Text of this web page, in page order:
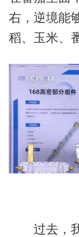
右，逆境能
稻、玉米、
过去，我